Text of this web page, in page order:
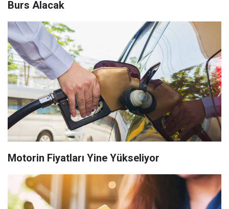
Burs Alacak
Motorin Fiyatları Yine Yükseliyor